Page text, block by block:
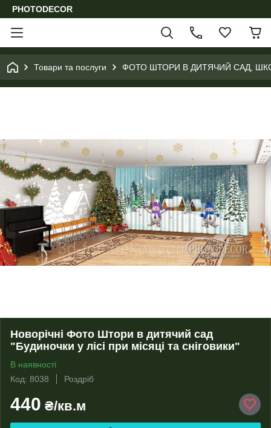
PHOTODECOR
Товари та послуги ФОТО ШТОРИ В ДИТЯЧИЙ САД,
Новорічні Фото Штори в дитячий сад
"Будиночки у лісі при місяці та сніговики"
В наявності
Код: 8038
Роздріб
440 ₴/кв.м